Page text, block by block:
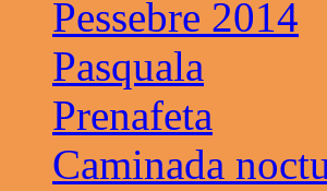
Pessebre 2014
Pasquala
Prenafeta
Caminada